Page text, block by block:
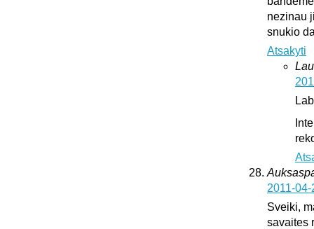
nezinau
snukio
Atsakyti
2011-
Sveiki,
savaites